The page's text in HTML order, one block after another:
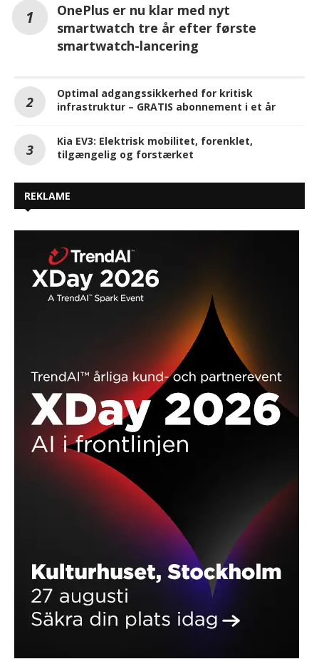
OnePlus er nu klar med nyt
smartwatch tre år efter første
smartwatch-lancering
Optimal adgangssikkerhed for kritisk
infrastruktur – GRATIS abonnement i et år
Kia EV3: Elektrisk mobilitet, forenklet,
tilgængelig og forstærket
REKLAME